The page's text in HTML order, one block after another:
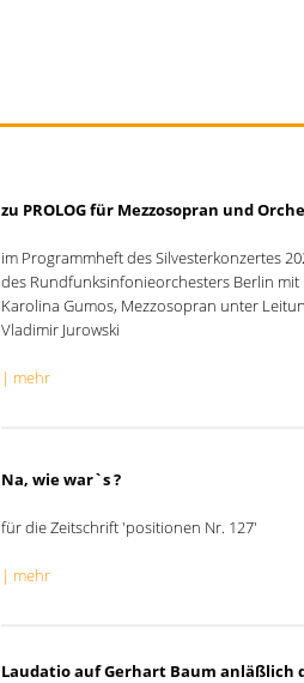
zu PROLOG für Mezzosopran und
im Programmheft des Silvesterkonzertes
des Rundfunksinfonieorchesters Berlin mit
Karolina Gumos, Mezzosopran unter
Vladimir Jurowski
| mehr
Na, wie war`s ?
für die Zeitschrift 'positionen Nr. 127'
| mehr
Laudatio auf Gerhart Baum anläßlich